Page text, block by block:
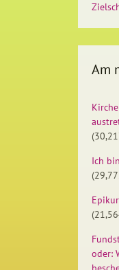
Am
Ich
oder: